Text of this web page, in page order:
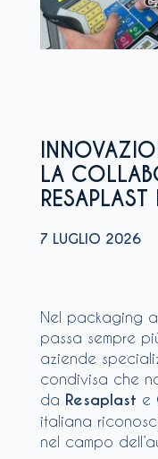
LA
7 LUGLIO 2026
Nel packaging
passa sempre
aziende
condivisa che
da Resaplast e
italiana
nel campo